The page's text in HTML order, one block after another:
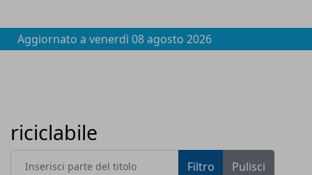
Aggiornato a venerdì 08 agosto 2026
riciclabile
Inserisci parte del titolo Filtro
Pulisci